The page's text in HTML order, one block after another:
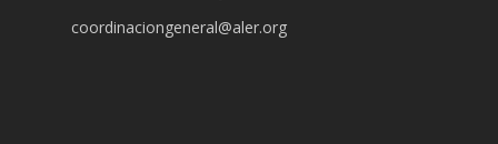
coordinaciongeneral@aler.org